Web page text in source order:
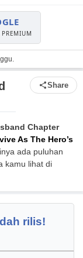
Share
Chapter
As The Hero’s
ada puluhan
kamu lihat di
rilis!